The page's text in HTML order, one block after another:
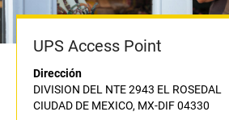
UPS Access Point
Dirección
DIVISION DEL NTE 2943 EL ROSEDAL
CIUDAD DE MEXICO, MX-DIF 04330